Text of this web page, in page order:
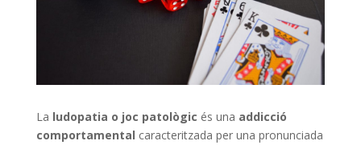
La ludopatia o joc patològic és una addicció
comportamental caracteritzada per una pronunciada